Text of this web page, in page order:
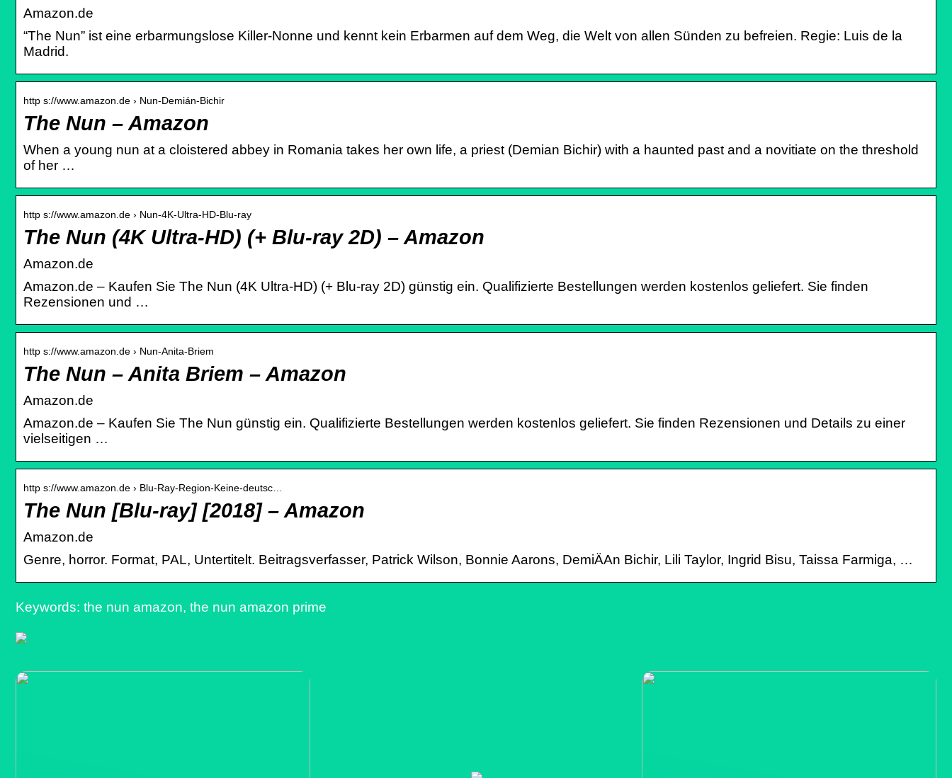
Amazon.de
“The Nun” ist eine erbarmungslose Killer-Nonne und kennt kein Erbarmen auf dem Weg, die Welt von allen Sünden zu befreien. Regie: Luis de la
Madrid.
http s://www.amazon.de › Nun-Demián-Bichir
The Nun – Amazon
When a young nun at a cloistered abbey in Romania takes her own life, a priest (Demian Bichir) with a haunted past and a novitiate on the threshold
of her …
http s://www.amazon.de › Nun-4K-Ultra-HD-Blu-ray
The Nun (4K Ultra-HD) (+ Blu-ray 2D) – Amazon
Amazon.de
Amazon.de – Kaufen Sie The Nun (4K Ultra-HD) (+ Blu-ray 2D) günstig ein. Qualifizierte Bestellungen werden kostenlos geliefert. Sie finden
Rezensionen und …
http s://www.amazon.de › Nun-Anita-Briem
The Nun – Anita Briem – Amazon
Amazon.de
Amazon.de – Kaufen Sie The Nun günstig ein. Qualifizierte Bestellungen werden kostenlos geliefert. Sie finden Rezensionen und Details zu einer
vielseitigen …
http s://www.amazon.de › Blu-Ray-Region-Keine-deutsc…
The Nun [Blu-ray] [2018] – Amazon
Amazon.de
Genre, horror. Format, PAL, Untertitelt. Beitragsverfasser, Patrick Wilson, Bonnie Aarons, DemiÄAn Bichir, Lili Taylor, Ingrid Bisu, Taissa Farmiga, …
Keywords: the nun amazon, the nun amazon prime